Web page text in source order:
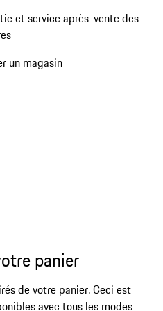
et service après-vente des
un magasin
panier
de votre panier. Ceci est
avec tous les modes